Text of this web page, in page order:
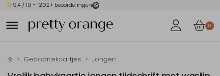
9,4 / 10 - 1202+ beoordelingen
0
Geboortekaartjes Jongen